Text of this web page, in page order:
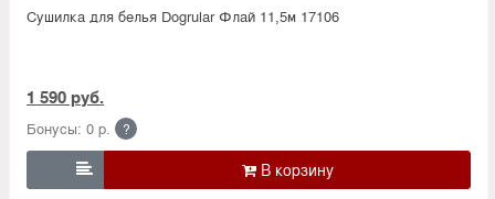
Сушилка для белья Dogrular Флай 11,5м 17106
1 590 руб.
Бонусы: 0 р. ?
